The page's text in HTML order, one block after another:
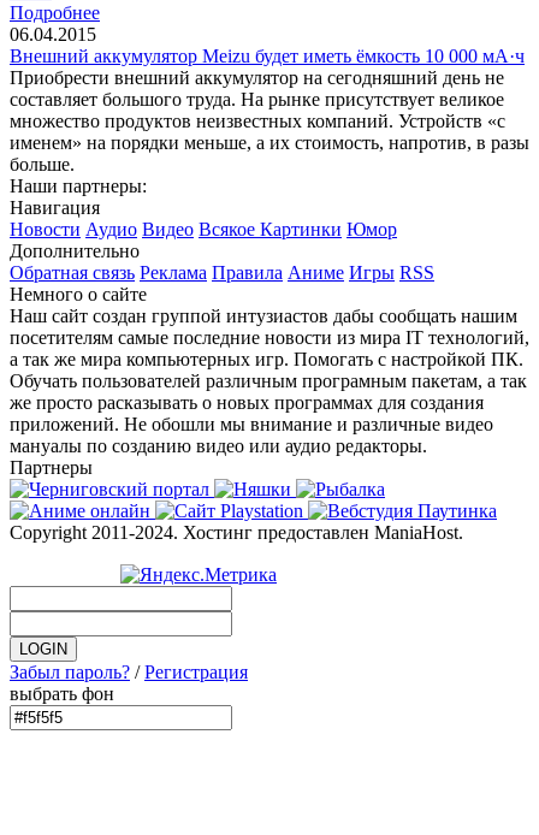
Подробнее
06.04.2015
Внешний аккумулятор Meizu будет иметь ёмкость 10 000 мА·ч
Приобрести внешний аккумулятор на сегодняшний день не
составляет большого труда. На рынке присутствует великое
множество продуктов неизвестных компаний. Устройств «с
именем» на порядки меньше, а их стоимость, напротив, в разы
больше.
Наши партнеры:
Навигация
Новости Аудио Видео Всякое Картинки Юмор
Дополнительно
Обратная связь Реклама Правила Аниме Игры RSS
Немного о сайте
Наш сайт создан группой интузиастов дабы сообщать нашим
посетителям самые последние новости из мира IT технологий,
а так же мира компьютерных игр. Помогать с настройкой ПК.
Обучать пользователей различным програмным пакетам, а так
же просто расказывать о новых программах для создания
приложений. Не обошли мы внимание и различные видео
мануалы по созданию видео или аудио редакторы.
Партнеры
Copyright 2011-2024. Хостинг предоставлен ManiaHost.
Забыл пароль? /Регистрация
выбрать фон